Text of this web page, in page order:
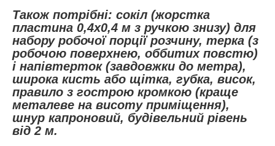
Також потрібні: сокіл (жорстка
пластина 0,4х0,4 м з ручкою знизу) для
набору робочої порції розчину, терка (з
робочою поверхнею, оббитих повстю)
і напівтерток (завдовжки до метра),
широка кисть або щітка, губка, висок,
правило з гострою кромкою (краще
металеве на висоту приміщення),
шнур капроновий, будівельний рівень
від 2 м.